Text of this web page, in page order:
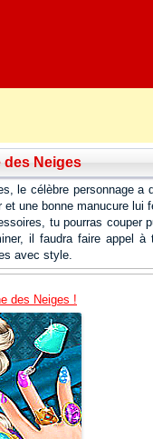
des Neiges
le célèbre personnage a
et une bonne manucure lui
tu pourras couper
il faudra faire appel à
avec style.
des Neiges !